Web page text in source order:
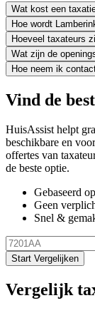
Wat kost een
Hoe wordt
Hoeveel taxateurs
Wat zijn de
Hoe neem ik
Vind de
HuisAssist helpt
beschikbare en
offertes van
de beste optie.
Gebaseerd
Geen
Snel &
Start Vergelijken
Vergelijk